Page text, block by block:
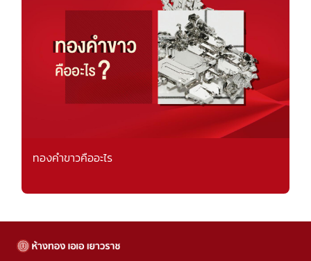
ทองคำขาวคืออะไร